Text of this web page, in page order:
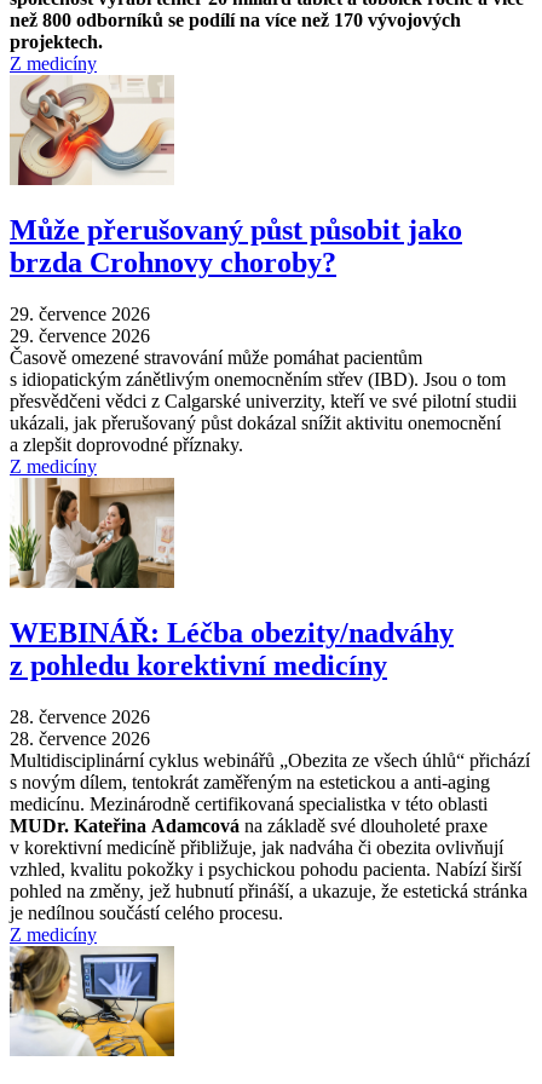
než 800 odborníků se podílí na více než 170 vývojových
projektech.
Z medicíny
Může přerušovaný půst působit jako
brzda Crohnovy choroby?
29. července 2026
29. července 2026
Časově omezené stravování může pomáhat pacientům
s idiopatickým zánětlivým onemocněním střev (IBD). Jsou o tom
přesvědčeni vědci z Calgarské univerzity, kteří ve své pilotní studii
ukázali, jak přerušovaný půst dokázal snížit aktivitu onemocnění
a zlepšit doprovodné příznaky.
Z medicíny
WEBINÁŘ: Léčba obezity/nadváhy
z pohledu korektivní medicíny
28. července 2026
28. července 2026
Multidisciplinární cyklus webinářů „Obezita ze všech úhlů“ přichází
s novým dílem, tentokrát zaměřeným na estetickou a anti-aging
medicínu. Mezinárodně certifikovaná specialistka v této oblasti
MUDr. Kateřina Adamcová na základě své dlouholeté praxe
v korektivní medicíně přibližuje, jak nadváha či obezita ovlivňují
vzhled, kvalitu pokožky i psychickou pohodu pacienta. Nabízí širší
pohled na změny, jež hubnutí přináší, a ukazuje, že estetická stránka
je nedílnou součástí celého procesu.
Z medicíny